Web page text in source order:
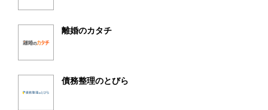
離婚のカタチ
債務整理のとびら